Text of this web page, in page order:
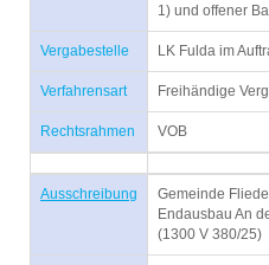
1) und offener
Vergabestelle LK Fulda im
Verfahrensart Freihändige
Rechtsrahmen VOB
Ausschreibung
Gemeinde
Endausbau An
(1300 V 380/25)